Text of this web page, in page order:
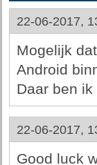
22-06-2017,
Mogelijk
Android
Daar ben
22-06-2017,
Good luck